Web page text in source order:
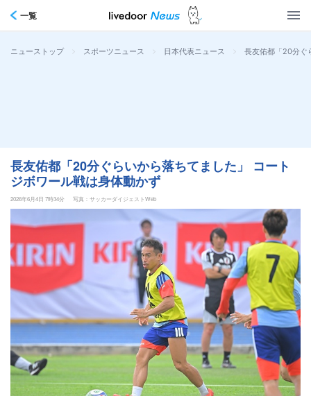
一覧
ニューストップ > スポーツニュース > 日本代表ニュース > 長友佑都「20分ぐ
長友佑都「20分ぐらいから落ちてました」 コート
ジボワール戦は身体動かず
2026年6月4日 7時34分 写真：サッカーダイジェストWeb